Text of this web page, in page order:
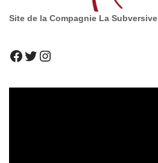
Site de la Compagnie La Subversive